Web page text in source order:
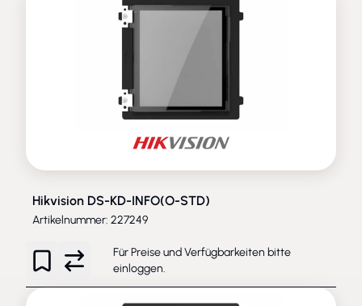
Hikvision DS-KD-INFO(O-STD)
Artikelnummer: 227249
Für Preise und Verfügbarkeiten bitte
einloggen.